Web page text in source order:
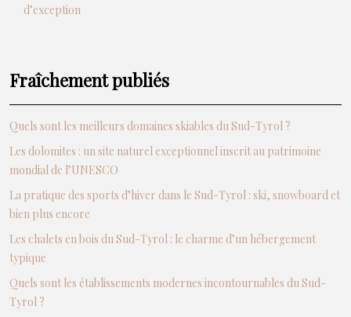
d’exception
Fraîchement publiés
Quels sont les meilleurs domaines skiables du Sud-Tyrol ?
Les dolomites : un site naturel exceptionnel inscrit au patrimoine
mondial de l’UNESCO
La pratique des sports d’hiver dans le Sud-Tyrol : ski, snowboard et
bien plus encore
Les chalets en bois du Sud-Tyrol : le charme d’un hébergement
typique
Quels sont les établissements modernes incontournables du Sud-
Tyrol ?